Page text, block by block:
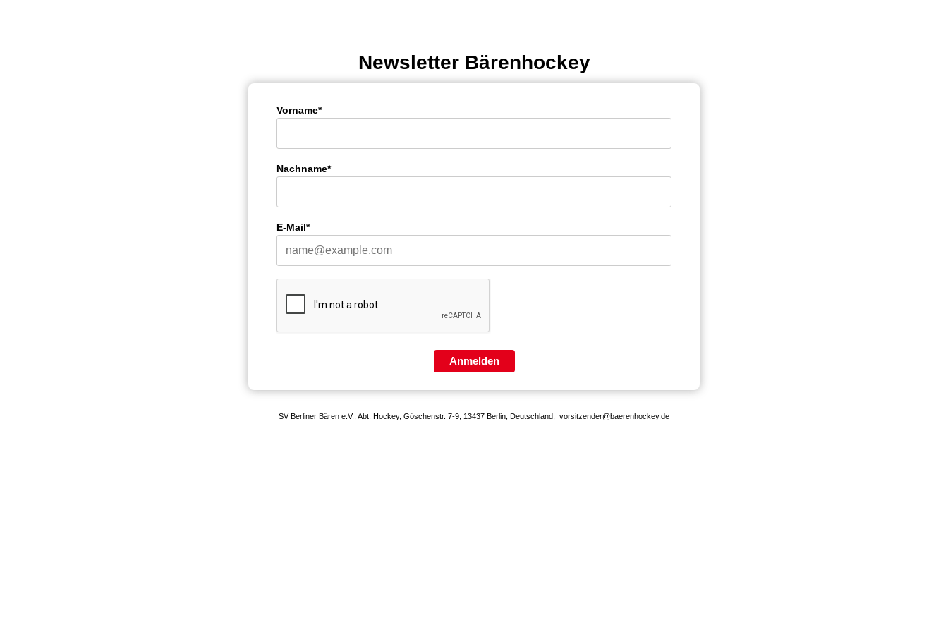
Newsletter Bärenhockey
Vorname*
Nachname*
E-Mail*
Anmelden
SV Berliner Bären e.V., Abt. Hockey, Göschenstr. 7-9, 13437 Berlin, Deutschland, vorsitzender@baerenhockey.de